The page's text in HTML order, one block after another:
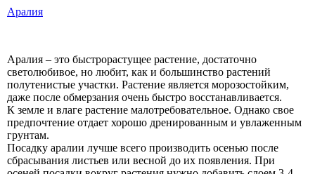
Аралия
Аралия – это быстрорастущее растение, достаточно
светолюбивое, но любит, как и большинство растений
полутенистые участки. Растение является морозостойким,
даже после обмерзания очень быстро восстанавливается.
К земле и влаге растение малотребовательное. Однако свое
предпочтение отдает хорошо дренированным и увлаженным
грунтам.
Посадку аралии лучше всего производить осенью после
сбрасывания листьев или весной до их появления. При